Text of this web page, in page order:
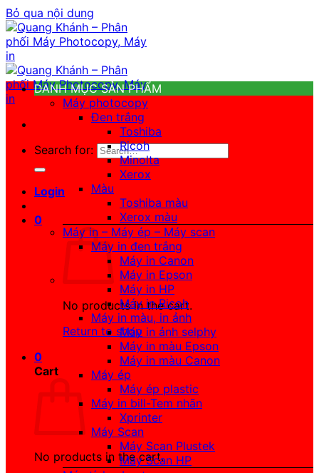
Bỏ qua nội dung
Search for:
Login
0
No products in the cart.
Return to shop
0
Cart
No products in the cart.
DANH MỤC SẢN PHẨM
Máy photocopy
Đen trắng
Toshiba
Ricoh
Minolta
Xerox
Màu
Toshiba màu
Xerox màu
Máy in – Máy ép – Máy scan
Máy in đen trắng
Máy in Canon
Máy in Epson
Máy in HP
Máy in Ricoh
Máy in màu, in ảnh
Máy in ảnh selphy
Máy in màu Epson
Máy in màu Canon
Máy ép
Máy ép plastic
Máy in bill-Tem nhãn
Xprinter
Máy Scan
Máy Scan Plustek
Máy Scan HP